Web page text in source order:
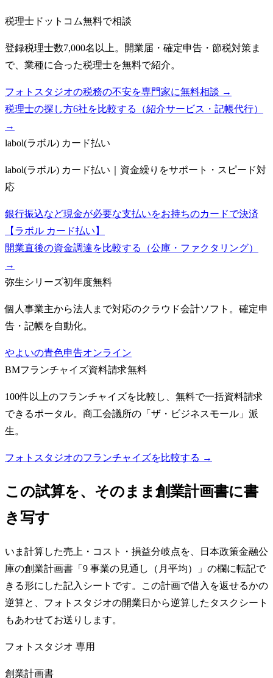
税理士ドットコム無料で相談
登録税理士数7,000名以上。開業届・確定申告・節税対策ま
で、業種に合った税理士を無料で紹介。
フォトスタジオの税務の不安を専門家に無料相談 →
税理士の探し方6社を比較する（紹介サービス・記帳代行）
→
labol(ラボル) カード払い
labol(ラボル) カード払い｜資金繰りをサポート・スピード対
応
銀行振込など現金が必要な支払いをお持ちのカードで決済
【ラボル カード払い】
開業直後の資金調達を比較する（公庫・ファクタリング）
→
弥生シリーズ初年度無料
個人事業主から法人まで対応のクラウド会計ソフト。確定申
告・記帳を自動化。
やよいの青色申告オンライン
BMフランチャイズ資料請求無料
100件以上のフランチャイズを比較し、無料で一括資料請求
できるポータル。商工会議所の「ザ・ビジネスモール」派
生。
フォトスタジオのフランチャイズを比較する →
この試算を、そのまま創業計画書に書
き写す
いま計算した売上・コスト・損益分岐点を、日本政策金融公
庫の創業計画書「9 事業の見通し（月平均）」の欄に転記で
きる形にした記入シートです。この計画で借入を返せるかの
逆算と、フォトスタジオの開業日から逆算したタスクシート
もあわせてお送りします。
フォトスタジオ 専用
創業計画書